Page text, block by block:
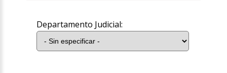
Departamento Judicial: